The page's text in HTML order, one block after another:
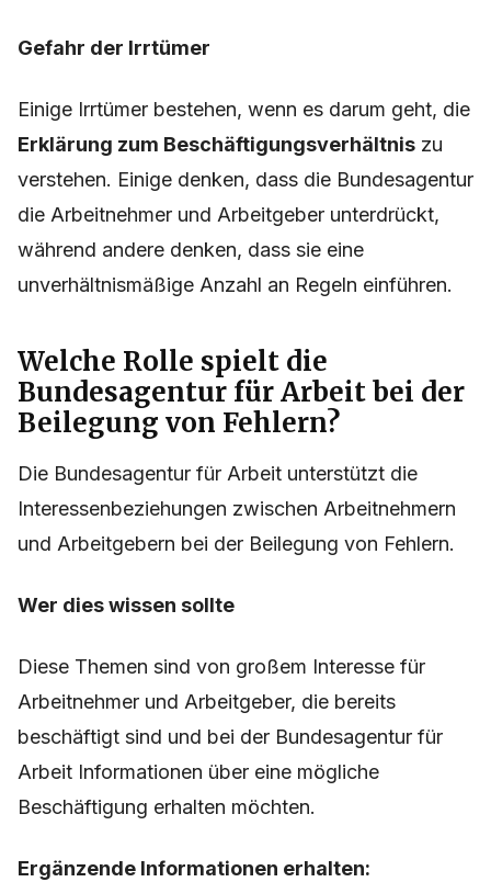
Gefahr der Irrtümer
Einige Irrtümer bestehen, wenn es darum geht, die
Erklärung zum Beschäftigungsverhältnis zu
verstehen. Einige denken, dass die Bundesagentur
die Arbeitnehmer und Arbeitgeber unterdrückt,
während andere denken, dass sie eine
unverhältnismäßige Anzahl an Regeln einführen.
Welche Rolle spielt die
Bundesagentur für Arbeit bei der
Beilegung von Fehlern?
Die Bundesagentur für Arbeit unterstützt die
Interessenbeziehungen zwischen Arbeitnehmern
und Arbeitgebern bei der Beilegung von Fehlern.
Wer dies wissen sollte
Diese Themen sind von großem Interesse für
Arbeitnehmer und Arbeitgeber, die bereits
beschäftigt sind und bei der Bundesagentur für
Arbeit Informationen über eine mögliche
Beschäftigung erhalten möchten.
Ergänzende Informationen erhalten: